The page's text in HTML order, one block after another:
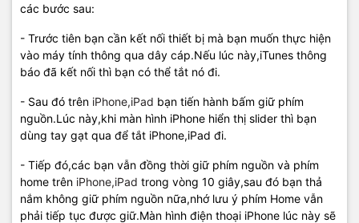
các bước sau:
- Trước tiên bạn cần kết nối thiết bị mà bạn muốn thực hiện
vào máy tính thông qua dây cáp.Nếu lúc này,iTunes thông
báo đã kết nối thì bạn có thể tắt nó đi.
- Sau đó trên iPhone,iPad bạn tiến hành bấm giữ phím
nguồn.Lúc này,khi màn hình iPhone hiển thị slider thì bạn
dùng tay gạt qua để tắt iPhone,iPad đi.
- Tiếp đó,các bạn vẫn đồng thời giữ phím nguồn và phím
home trên iPhone,iPad trong vòng 10 giây,sau đó bạn thả
nắm không giữ phím nguồn nữa,nhớ lưu ý phím Home vẫn
phải tiếp tục được giữ.Màn hình điện thoại iPhone lúc này sẽ